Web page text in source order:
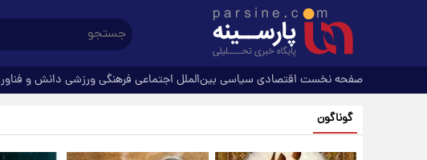
صفحه نخست اقتصادی سیاسی بین‌الملل اجتماعی فرهنگیورزشی دانش و
گوناگون